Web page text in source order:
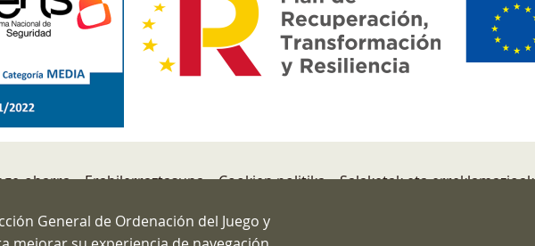
oharra Erabilerraztasuna Cookien politika
Salaketak eta erreklamazioak
Esquema Nacional de Seguridad
General de Ordenación del Juego y